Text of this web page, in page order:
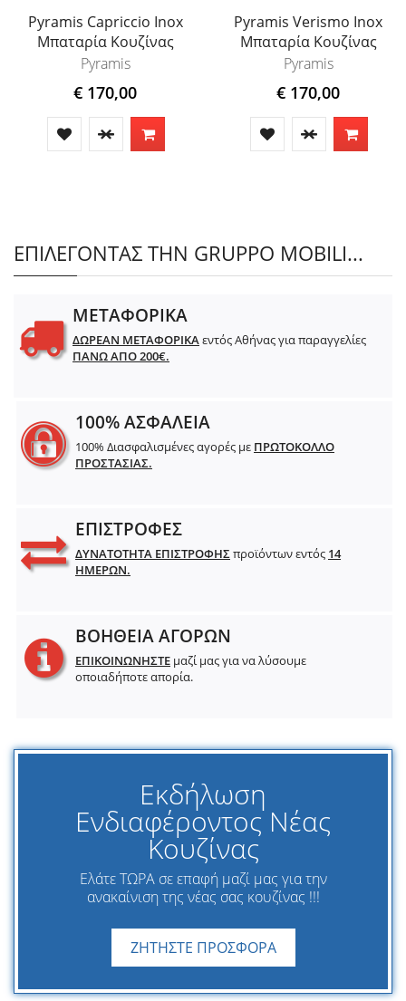
Pyramis Capriccio Inox
Μπαταρία Κουζίνας
Pyramis
€ 170,00
Pyramis Verismo Inox
Μπαταρία Κουζίνας
Pyramis
€ 170,00
ΕΠΙΛΕΓΟΝΤΑΣ ΤΗΝ GRUPPO MOBILI...
ΜΕΤΑΦΟΡΙΚΑ
ΔΩΡΕΑΝ ΜΕΤΑΦΟΡΙΚΑεντός Αθήνας για παραγγελίες
ΠΑΝΩ ΑΠΟ 200€.
100% ΑΣΦΑΛΕΙΑ
100% Διασφαλισμένες αγορές με ΠΡΩΤΟΚΟΛΛΟ
ΠΡΟΣΤΑΣΙΑΣ.
ΕΠΙΣΤΡΟΦΕΣ
ΔΥΝΑΤΟΤΗΤΑ ΕΠΙΣΤΡΟΦΗΣπροϊόντων εντός 14
ΗΜΕΡΩΝ.
ΒΟΗΘΕΙΑ ΑΓΟΡΩΝ
ΕΠΙΚΟΙΝΩΝΗΣΤΕ μαζί μας για να λύσουμε
οποιαδήποτε απορία.
Εκδήλωση
Ενδιαφέροντος Νέας
Κουζίνας
Ελάτε ΤΩΡΑ σε επαφή μαζί μας για την
ανακαίνιση της νέας σας κουζίνας !!!
ΖΗΤΗΣΤΕ ΠΡΟΣΦΟΡΑ